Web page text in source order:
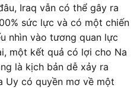
Iraq vẫn có thể gây ra
sức lực và có một chiến
nhìn vào tương quan lực
một kết quả có lợi cho Na
là kịch bản dễ xảy ra
Uy có quyền mơ về một